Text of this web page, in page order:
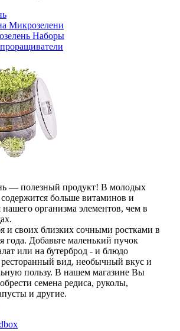
Микрозелени
Наборы
— полезный продукт! В молодых
содержится больше витаминов и
организма элементов, чем в
и своих близких сочными ростками в
года. Добавьте маленький пучок
или на бутерброд - и блюдо
ресторанный вид, необычный вкус и
пользу. В нашем магазине Вы
семена редиса, руколы,
и другие.